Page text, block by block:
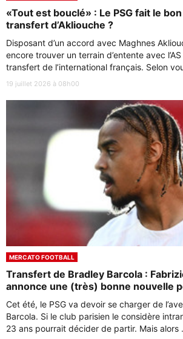
«Tout est bouclé» : Le PSG fait le
transfert d’Akliouche ?
Disposant d’un accord avec Maghnes
encore trouver un terrain d’entente avec
transfert de l’international français. Selon
19 juillet 2026 à 08h00
MERCATO FOOTBALL
Transfert de Bradley Barcola :
annonce une (très) bonne nouvelle
Cet été, le PSG va devoir se charger de
Barcola. Si le club parisien le considère
23 ans pourrait décider de partir. Mais alors